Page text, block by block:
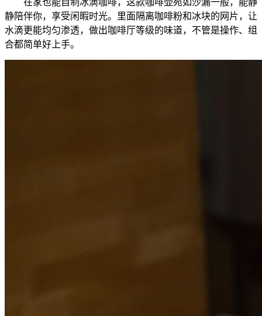
在家也能自制冰滴咖啡，这款咖啡壶宛如沙漏一般，能静
静陪伴你，享受闲暇时光。里面隔离咖啡粉和冰块的网片，让
水滴更能均匀渗透，做出咖啡厅等级的味道，不管是操作、组
合都简单好上手。